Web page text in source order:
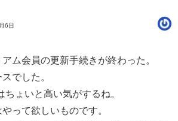
6日
ム会員の更新手続きが終わった。
でした。
ょいと高い気がするね。
って欲しいものです。